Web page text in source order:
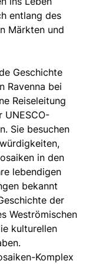
entlang des
Märkten und
Geschichte
Ravenna bei
Reiseleitung
UNESCO-
Sie besuchen
in den
lebendigen
bekannt
der
Weströmischen
kulturellen
Komplex